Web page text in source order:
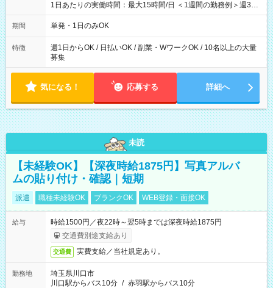
1日あたりの実働時間：最大15時間/日 ＜1週間の勤務例＞週3回
勤務 勤務：月・水・金 休み：火・木・土・日 好きな時にお仕事
可能です！ ※1日あたりの最大実働時間は日勤、夜勤共に勤務し
期間 単発・1日のみOK
特徴
週1日からOK / 日払いOK / 副業・WワークOK / 10名以上の大量
募集
気になる！ 応募する 詳細へ
未読
【未経験OK】【深夜時給1875円】写真アルバ
ムの貼り付け・確認｜短期
派遣 職種未経験OK ブランクOK WEB登録・面接OK
給与
時給1500円／夜22時～翌5時までは深夜時給1875円
交通費別途支給あり
交通費 実費支給／当社規定あり。
勤務地
埼玉県川口市
川口駅からバス10分 / 赤羽駅からバス10分